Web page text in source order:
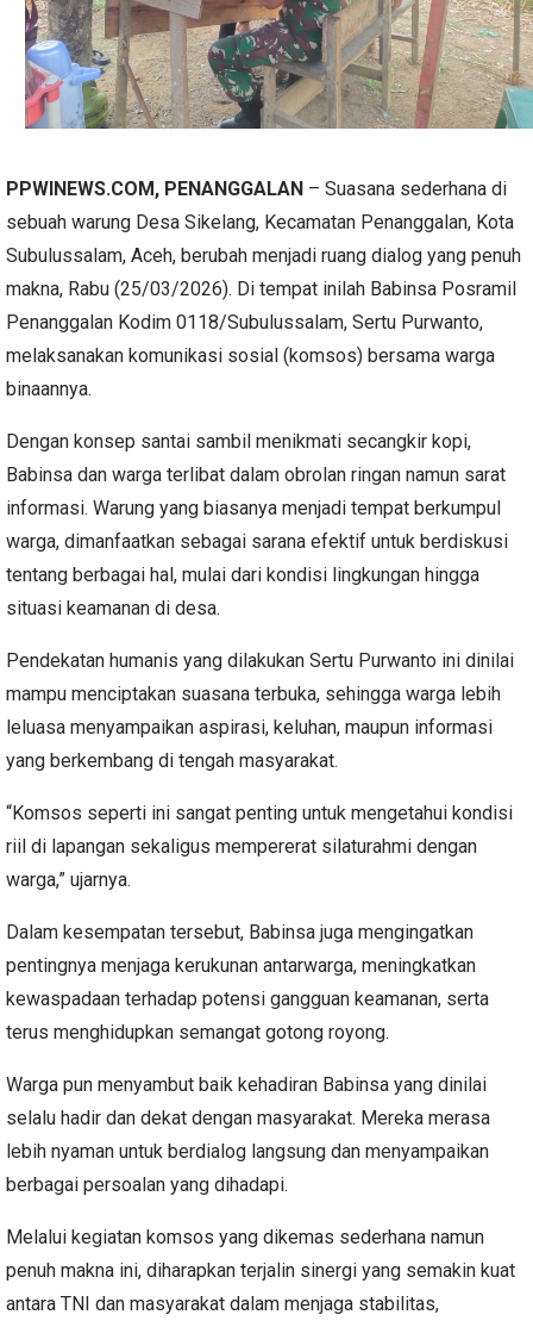
PPWINEWS.COM, PENANGGALAN – Suasana sederhana di
sebuah warung Desa Sikelang, Kecamatan Penanggalan, Kota
Subulussalam, Aceh, berubah menjadi ruang dialog yang penuh
makna, Rabu (25/03/2026). Di tempat inilah Babinsa Posramil
Penanggalan Kodim 0118/Subulussalam, Sertu Purwanto,
melaksanakan komunikasi sosial (komsos) bersama warga
binaannya.
Dengan konsep santai sambil menikmati secangkir kopi,
Babinsa dan warga terlibat dalam obrolan ringan namun sarat
informasi. Warung yang biasanya menjadi tempat berkumpul
warga, dimanfaatkan sebagai sarana efektif untuk berdiskusi
tentang berbagai hal, mulai dari kondisi lingkungan hingga
situasi keamanan di desa.
Pendekatan humanis yang dilakukan Sertu Purwanto ini dinilai
mampu menciptakan suasana terbuka, sehingga warga lebih
leluasa menyampaikan aspirasi, keluhan, maupun informasi
yang berkembang di tengah masyarakat.
“Komsos seperti ini sangat penting untuk mengetahui kondisi
riil di lapangan sekaligus mempererat silaturahmi dengan
warga,” ujarnya.
Dalam kesempatan tersebut, Babinsa juga mengingatkan
pentingnya menjaga kerukunan antarwarga, meningkatkan
kewaspadaan terhadap potensi gangguan keamanan, serta
terus menghidupkan semangat gotong royong.
Warga pun menyambut baik kehadiran Babinsa yang dinilai
selalu hadir dan dekat dengan masyarakat. Mereka merasa
lebih nyaman untuk berdialog langsung dan menyampaikan
berbagai persoalan yang dihadapi.
Melalui kegiatan komsos yang dikemas sederhana namun
penuh makna ini, diharapkan terjalin sinergi yang semakin kuat
antara TNI dan masyarakat dalam menjaga stabilitas,